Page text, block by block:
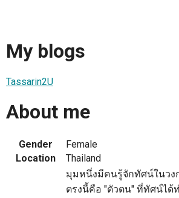
My blogs
Tassarin2U
About me
Gender
Female
Location
Thailand
มุมหนึ่งมีคนรู้จักทัศน์ในวง
ตรงนี้คือ "ตัวตน" ที่ทัศน์ได้